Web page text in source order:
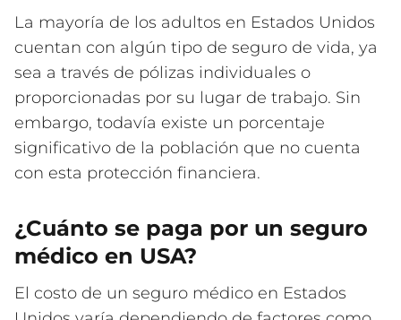
La mayoría de los adultos en Estados Unidos
cuentan con algún tipo de seguro de vida, ya
sea a través de pólizas individuales o
proporcionadas por su lugar de trabajo. Sin
embargo, todavía existe un porcentaje
significativo de la población que no cuenta
con esta protección financiera.
¿Cuánto se paga por un seguro
médico en USA?
El costo de un seguro médico en Estados